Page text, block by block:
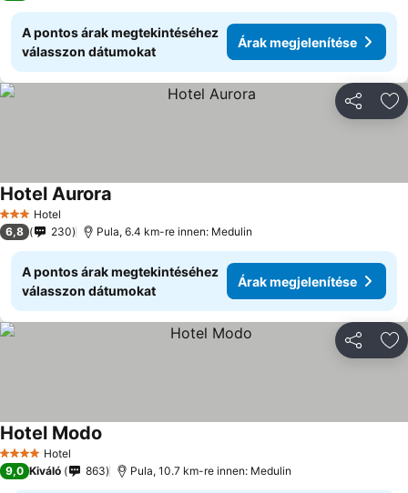
A pontos árak megtekintéséhez
válasszon dátumokat
Árak megjelenítése
3 Kategória
Hotel
Hotel Aurora
6,8 230 Pula, 6.4 km-re innen: Medulin
A pontos árak megtekintéséhez
válasszon dátumokat
Árak megjelenítése
4 KategóriaHotel
Hotel Modo
9,0 Kiváló 863 Pula, 10.7 km-re innen: Medulin